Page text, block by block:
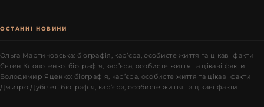
ОСТАННІ НОВИНИ
Ольга Мартиновська: біографія, кар’єра, особисте життя та цікаві факти
Євген Клопотенко: біографія, кар’єра, особисте життя та цікаві факти
Володимир Яценко: біографія, кар’єра, особисте життя та цікаві факти
Дмитро Дубілет: біографія, кар’єра, особисте життя та цікаві факти